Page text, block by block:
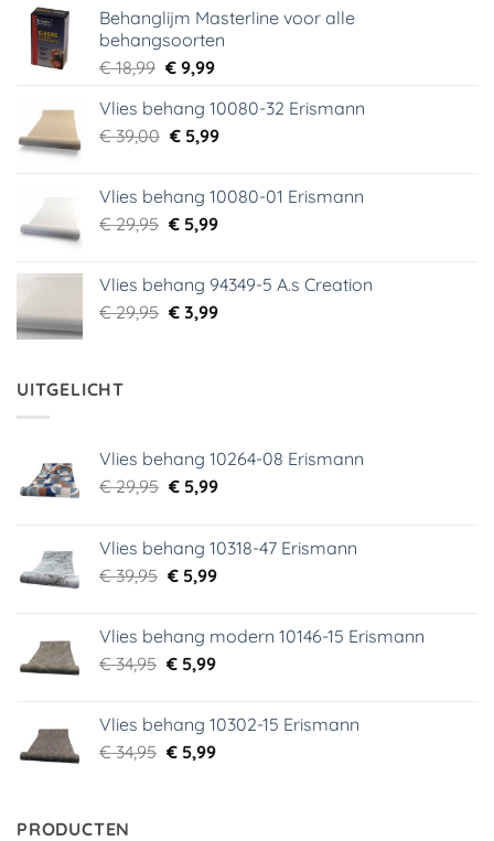
Behanglijm Masterline voor alle
behangsoorten
€18,99 Oorspronkelijke
was:
€ 18,99.
€9,99Huidige
is:
€ 9,99.
Vlies behang 10080-32 Erismann
€39,00 Oorspronkelijke
€ 39,00.
€5,99Huidige
€ 5,99.
Vlies behang 10080-01 Erismann
€29,95 Oorspronkelijke
€ 29,95.
€5,99Huidige
€ 5,99.
Vlies behang 94349-5 A.s Creation
€29,95 Oorspronkelijke
€3,99Huidige
UITGELICHT
Vlies behang 10264-08 Erismann
€29,95 Oorspronkelijke
€ 29,95.
€5,99Huidige
€ 5,99.
Vlies behang 10318-47 Erismann
€39,95 Oorspronkelijke
€ 39,95.
€5,99Huidige
€ 5,99.
Vlies behang modern 10146-15 Erismann
€34,95 Oorspronkelijke
€ 34,95.
€5,99Huidige
€ 5,99.
Vlies behang 10302-15 Erismann
€34,95 Oorspronkelijke
€5,99Huidige
PRODUCTEN